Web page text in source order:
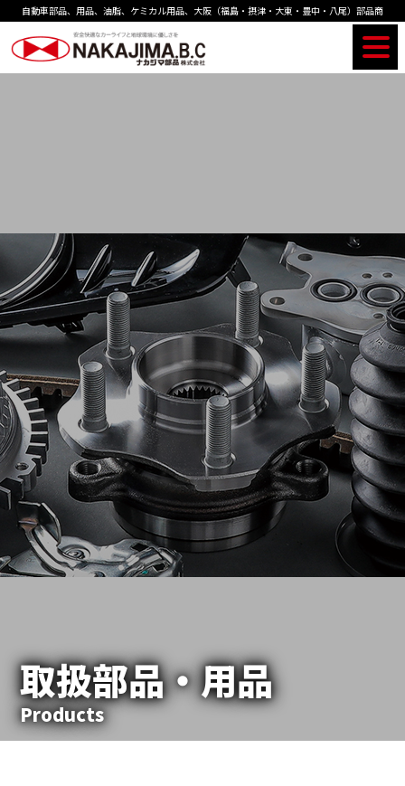
自動車部品、用品、油脂、ケミカル用品、 大阪（福島・摂津・大東・豊中・八尾）部品商
取扱部品・用品
Products